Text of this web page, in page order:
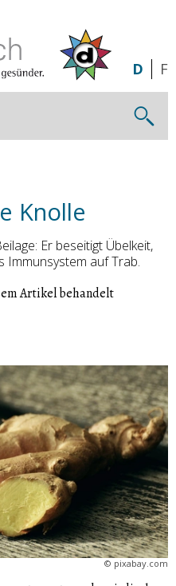
D F
Knolle
Er beseitigt Übelkeit,
Immunsystem auf Trab.
Artikel behandelt
© pixabay.com